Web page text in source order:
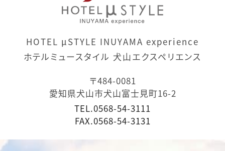
HOTEL μSTYLE INUYAMA experience
ホテルミュースタイル 犬山エクスペリエンス
〒484-0081
愛知県犬山市犬山富士見町16-2
TEL.0568-54-3111
FAX.0568-54-3131